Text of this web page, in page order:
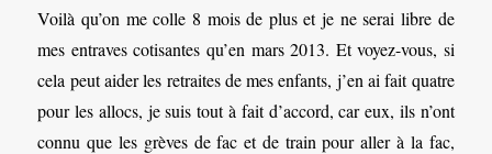
Voilà qu’on me colle 8 mois de plus et je ne serai libre de
mes entraves cotisantes qu’en mars 2013. Et voyez-vous, si
cela peut aider les retraites de mes enfants, j’en ai fait quatre
pour les allocs, je suis tout à fait d’accord, car eux, ils n’ont
connu que les grèves de fac et de train pour aller à la fac,